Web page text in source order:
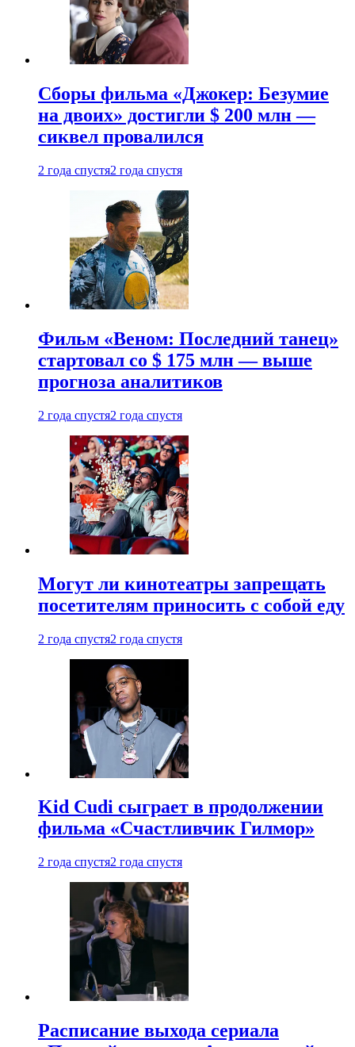
Сборы фильма «Джокер: Безумие
на двоих» достигли $ 200 млн —
сиквел провалился
2 года спустя2 года спустя
Фильм «Веном: Последний танец»
стартовал со $ 175 млн — выше
прогноза аналитиков
2 года спустя2 года спустя
Могут ли кинотеатры запрещать
посетителям приносить с собой еду
2 года спустя2 года спустя
Kid Cudi сыграет в продолжении
фильма «Счастливчик Гилмор»
2 года спустя2 года спустя
Расписание выхода сериала